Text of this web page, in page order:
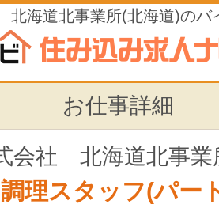
海道北事業所(北海道)のバ
お仕事詳細
会社 北海道北事業
理スタッフ(パー